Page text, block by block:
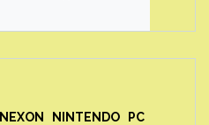
NEXON NINTENDO PC